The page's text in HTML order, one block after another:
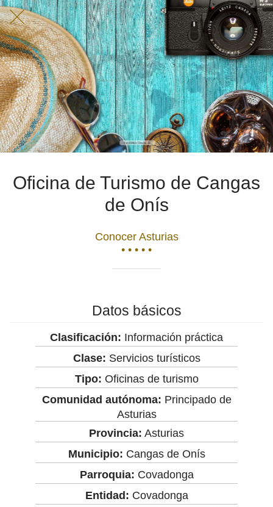
Oficina de Turismo de Cangas
de Onís
Conocer Asturias
• • • • •
Datos básicos
Clasificación: Información práctica
Clase: Servicios turísticos
Tipo: Oficinas de turismo
Comunidad autónoma: Principado de
Asturias
Provincia: Asturias
Municipio: Cangas de Onís
Parroquia: Covadonga
Entidad: Covadonga